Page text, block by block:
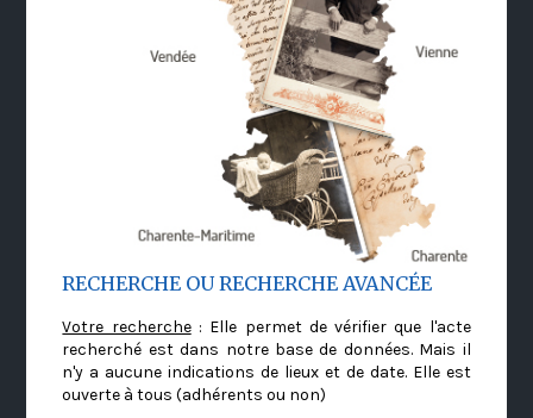
RECHERCHE OU RECHERCHE AVANCÉE
Votre recherche: Elle permet de vérifier que l'acte
recherché est dans notre base de données. Mais il
n'y a aucune indications de lieux et de date. Elle est
ouverte à tous (adhérents ou non)